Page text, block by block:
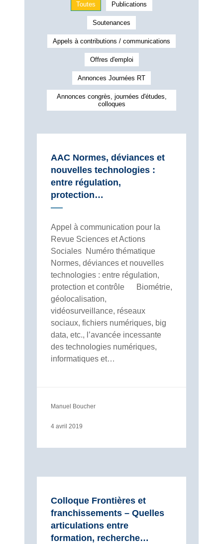
Toutes Publications
Soutenances
Appels à contributions / communications
Offres d'emploi
Annonces Journées RT
Annonces congrès, journées d'études,
colloques
AAC Normes, déviances et
nouvelles technologies :
entre régulation,
protection…
Appel à communication pour la
Revue Sciences et Actions
Sociales Numéro thématique
Normes, déviances et nouvelles
technologies : entre régulation,
protection et contrôle Biométrie,
géolocalisation,
vidéosurveillance, réseaux
sociaux, fichiers numériques, big
data, etc., l’avancée incessante
des technologies numériques,
informatiques et…
Manuel Boucher
4 avril 2019
Colloque Frontières et
franchissements – Quelles
articulations entre
formation, recherche…